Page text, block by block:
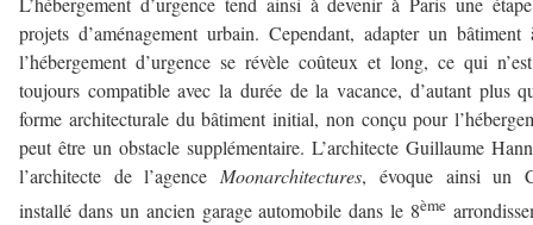
projets d’aménagement urbain. Cependant, adapter un bâtiment
l’hébergement d’urgence se révèle coûteux et long, ce qui
toujours compatible avec la durée de la vacance, d’autant plus
forme architecturale du bâtiment initial, non conçu pour
peut être un obstacle supplémentaire. L’architecte Guillaume
l’architecte de l’agence Moonarchitectures, évoque ainsi un
installé dans un ancien garage automobile dans le 8ème